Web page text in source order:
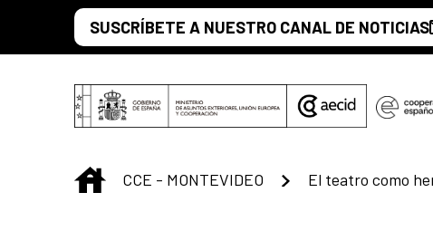
Saut au contenu principal
SUSCRÍBETE A NUESTRO CANAL DE NOTICIAS
INICIO
CCE - MONTEVIDEO El teatro como